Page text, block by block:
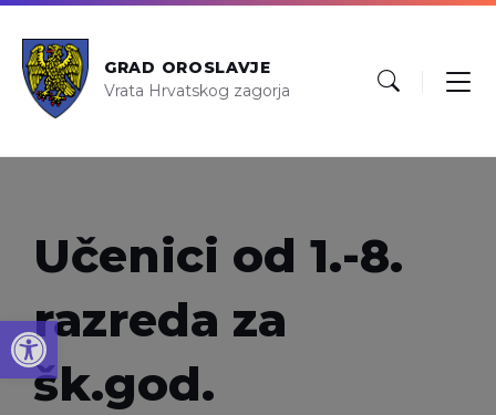
Open toolbar
GRAD OROSLAVJE
Vrata Hrvatskog zagorja
Učenici od 1.-8.
razreda za
šk.god.